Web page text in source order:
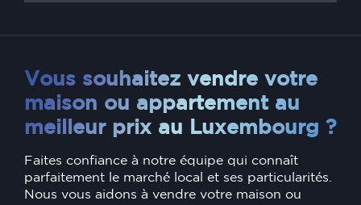
Vous souhaitez vendre votre
maison ou appartement au
meilleur prix au Luxembourg ?
Faites confiance à notre équipe qui connaît
parfaitement le marché local et ses particularités.
Nous vous aidons à vendre votre maison ou